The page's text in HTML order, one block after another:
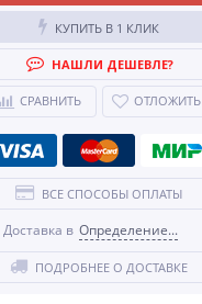
КУПИТЬ В 1 КЛИК
НАШЛИ ДЕШЕВЛЕ?
СРАВНИТЬ ОТЛОЖИТЬ
ВСЕ СПОСОБЫ ОПЛАТЫ
Доставка в Определение...
ПОДРОБНЕЕ О ДОСТАВКЕ